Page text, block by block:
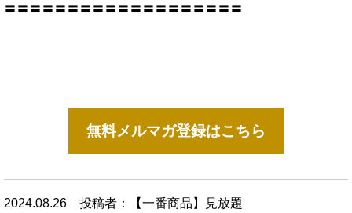
〓〓〓〓〓〓〓〓〓〓〓〓〓〓〓〓〓〓〓
無料メルマガ登録はこちら
2024.08.26
投稿者：【一番商品】見放題